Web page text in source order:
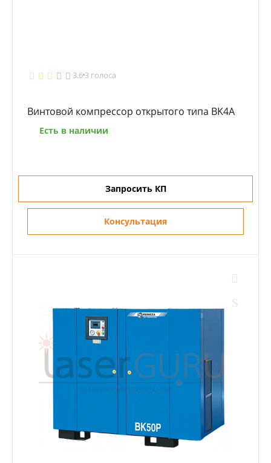
3.6 3 голоса
Винтовой компрессор открытого типа BK4A
Есть в наличии
Запросить КП
Консультация